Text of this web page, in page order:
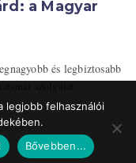
a Magyar
és legbiztosabb
szolgálat
legjobb felhasználói
Bővebben...